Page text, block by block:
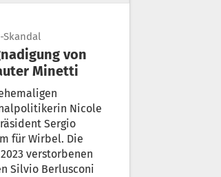
Skandal
Minetti
Nicole
Sergio
für Wirbel. Die
verstorbenen
Silvio Berlusconi